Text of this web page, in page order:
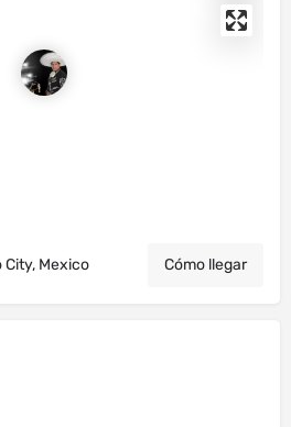
Mexico Cómo llegar